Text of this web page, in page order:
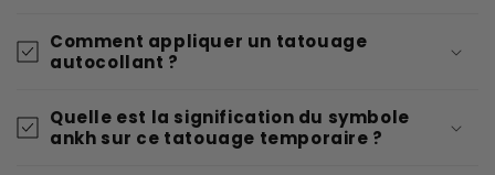
Comment appliquer un tatouage
autocollant ?
Quelle est la signification du symbole
ankh sur ce tatouage temporaire ?